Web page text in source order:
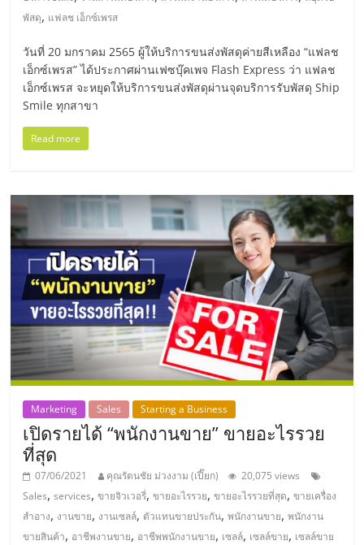
ขาย
แฟ
รน
ไชส์
แฟ
รน
ไชส์
ขาย
หน้า
บ้าน
ลงทุน
น้อย
พัสดุ, แฟลช เอ็กซ์เพรส
วันที่ 20 มกราคม 2565 ผู้ให้บริการขนส่งพัสดุค่ายสีเหลือง “แฟลช
เอ็กซ์เพรส” ได้ประกาศผ่านเฟซบุ๊คเพจ Flash Express ว่า แฟลช
เอ็กซ์เพรส จะหยุดให้บริการขนส่งพัสดุผ่านจุดบริการรับพัสดุ Ship
Smile ทุกสาขา
Read more
Marketing Sales Starting a Business
เปิดรายได้ “พนักงานขาย” ขายอะไรรวย
ที่สุด
07/06/2021 คุณรัตนชัย ม่วงงาม (เปี๊ยก)
20,075 views
Sales,services,ขายจิวเวอรี่,ขายอะไรรวย,ขายอะไรรวยที่สุด,ขายเครื่อง
สำอาง, งานขาย, งานเซลล์, ตัวแทนขายประกัน,พนักงานขาย,พนักงาน
ขายสินค้า, อาชีพงานขาย, อาชีพพนักงานขาย, เซลล์, เซลล์ขาย, เซลล์ขาย